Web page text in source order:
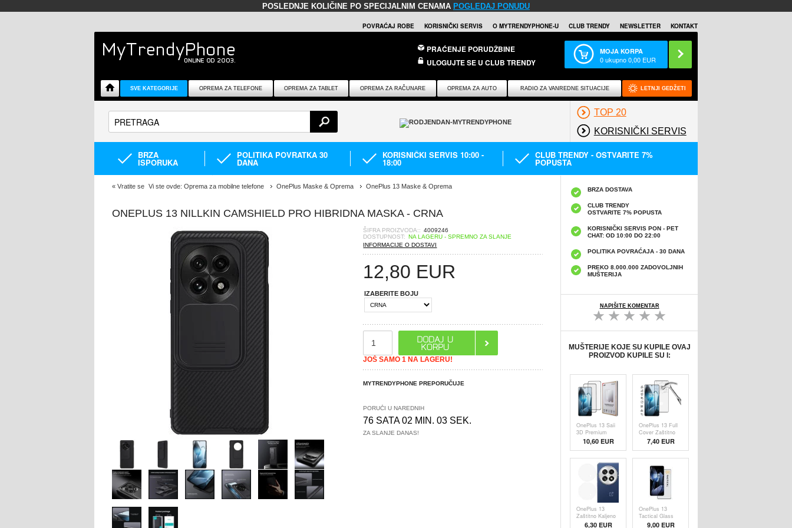
POSLEDNJE KOLIČINE PO SPECIJALNIM CENAMA POGLEDAJ PONUDU
POVRAĆAJ ROBE KORISNIČKI SERVIS O MYTRENDYPHONE-U CLUB TRENDY NEWSLETTER KONTAKT
PRAĆENJE PORUDŽBINE
ULOGUJTE SE U CLUB TRENDY
MOJA KORPA
0ukupno0,00 EUR
SVE KATEGORIJE OPREMA ZA TELEFONE OPREMA ZA TABLET OPREMA ZA RAČUNARE OPREMA ZA AUTO RADIO ZA VANREDNE SITUACIJE LETNJI GEDŽETI
TOP 20
KORISNIČKI SERVIS
BRZA
ISPORUKA
POLITIKA POVRATKA 30
DANA
KORISNIČKI SERVIS 10:00 -
18:00
CLUB TRENDY - OSTVARITE 7%
POPUSTA
« Vratite se Vi ste ovde: Oprema za mobilne telefone OnePlus Maske & Oprema OnePlus 13 Maske & Oprema
ONEPLUS 13 NILLKIN CAMSHIELD PRO HIBRIDNA MASKA - CRNA
ŠIFRA PROIZVODA:: 4009246
DOSTUPNOST: NA LAGERU - SPREMNO ZA SLANJE
INFORMACIJE O DOSTAVI
12,80 EUR
IZABERITE BOJU
JOŠ SAMO 1 NA LAGERU!
MYTRENDYPHONE PREPORUČUJE
PORUČI U NAREDNIH
76 SATA 02 MIN. 03 SEK.
ZA SLANJE DANAS!
BRZA DOSTAVA
CLUB TRENDY
OSTVARITE 7% POPUSTA
KORISNIČKI SERVIS PON - PET
CHAT: OD 10:00 DO 22:00
POLITIKA POVRAĆAJA - 30 DANA
PREKO 8.000.000 ZADOVOLJNIH
MUŠTERIJA
NAPIŠITE KOMENTAR
MUŠTERIJE KOJE SU KUPILE OVAJ
PROIZVOD KUPILE SU I:
OnePlus 13 Saii
3D Premium
Zaštitno Kaljeno
Staklo - 9H - 2
kom.
10,60 EUR
OnePlus 13 Full
Cover Zaštitno
Kaljeno Staklo -
9H - Crne Ivice
7,40 EUR
OnePlus 13
Zaštitno Kaljeno
Staklo za
6,30EUR
OnePlus 13
Tactical Glass
Shield 5D
9,00 EUR